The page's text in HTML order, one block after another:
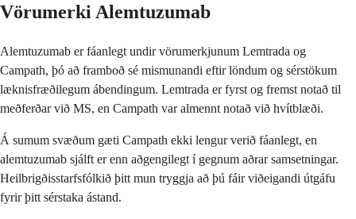
Vörumerki Alemtuzumab
Alemtuzumab er fáanlegt undir vörumerkjunum Lemtrada og
Campath, þó að framboð sé mismunandi eftir löndum og sérstökum
læknisfræðilegum ábendingum. Lemtrada er fyrst og fremst notað til
meðferðar við MS, en Campath var almennt notað við hvítblæði.
Á sumum svæðum gæti Campath ekki lengur verið fáanlegt, en
alemtuzumab sjálft er enn aðgengilegt í gegnum aðrar samsetningar.
Heilbrigðisstarfsfólkið þitt mun tryggja að þú fáir viðeigandi útgáfu
fyrir þitt sérstaka ástand.